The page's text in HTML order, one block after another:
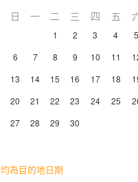
日 一 二 三 四 五
1 2 3 4
5
6
7 8 9 10 11
13
14 15 16 17 18
20
21 22 23 24 25
27
28 29 30
為目的地日期